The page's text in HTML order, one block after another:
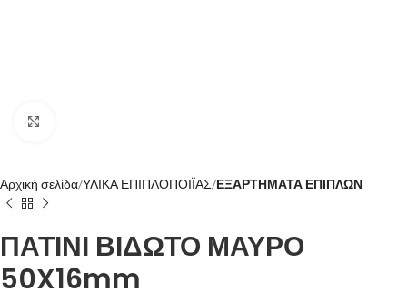
Αρχική σελίδα ΥΛΙΚΑ ΕΠΙΠΛΟΠΟΙΪΑΣ ΕΞΑΡΤΗΜΑΤΑ ΕΠΙΠΛΩΝ
ΠΑΤΙΝΙ ΒΙΔΩΤΟ ΜΑΥΡΟ
50X16mm